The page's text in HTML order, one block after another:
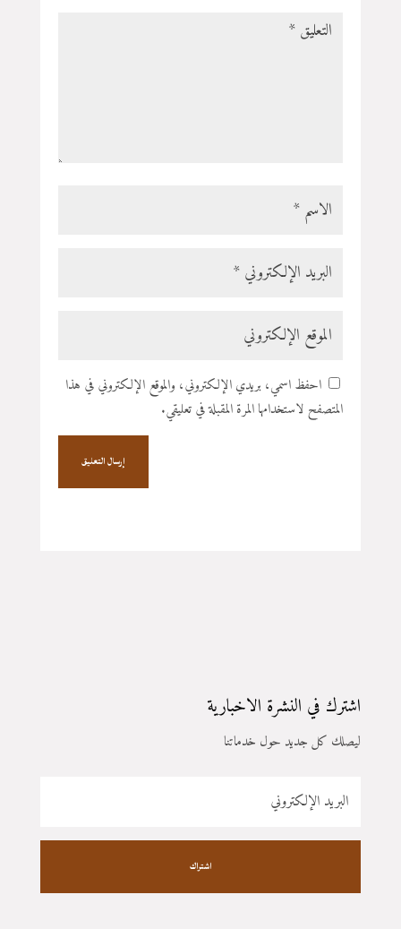
احفظ اسمي، بريدي الإلكتروني، والموقع الإلكتروني في هذا
المتصفح لاستخدامها المرة المقبلة في تعليقي.
إرسال التعليق
اشترك في النشرة الاخبارية
ليصلك كل جديد حول خدماتنا
اشتراك